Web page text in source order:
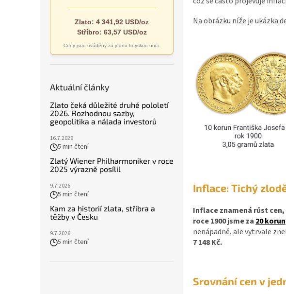
Zlato: 4 341,92 USD/oz
Stříbro: 63,57 USD/oz
Ceny jsou uváděny za jednu troyskou unci.
Aktuální články
Zlato čeká důležité druhé pololetí
2026. Rozhodnou sazby,
geopolitika a nálada investorů
16.7.2026
5 min čtení
Zlatý Wiener Philharmoniker v roce
2025 výrazně posílil
9.7.2026
5 min čtení
Kam za historií zlata, stříbra a
těžby v Česku
9.7.2026
5 min čtení
Na obrázku níže je ukázka
Inflace: Tichý
Inflace znamená růst
roce 1900 jsme za 20 korun
nenápadně, ale vytrvale
7 148 Kč.
Srovnání cen v